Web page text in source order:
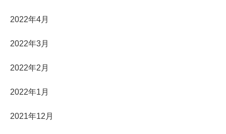
2022年4月
2022年3月
2022年2月
2022年1月
2021年12月